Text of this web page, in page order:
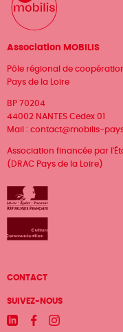
Association MOBILIS
Pôle régional de
Pays de la Loire
BP 70204
44002 NANTES Cedex 01
Mail : contact@mobilis-
Association financée par
(DRAC Pays de la Loire)
Menu
Pied
de
CONTACT
SUIVEZ-NOUS
LinkedinFacebookInstagram